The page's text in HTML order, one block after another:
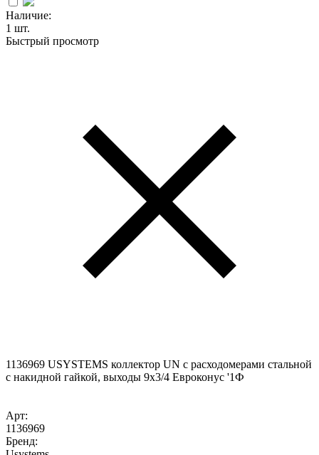
Наличие:
1 шт.
Быстрый просмотр
1136969 USYSTEMS коллектор UN с расходомерами стальной
с накидной гайкой, выходы 9x3/4 Евроконус '1Ф
Арт:
1136969
Бренд: